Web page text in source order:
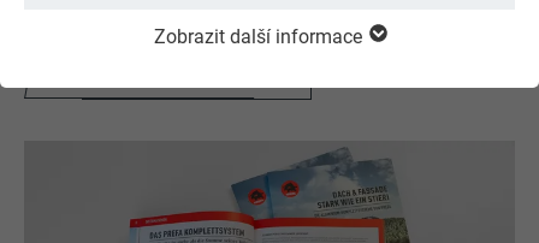
Zobrazit další informace